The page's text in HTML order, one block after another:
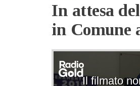
In attesa
in Comune